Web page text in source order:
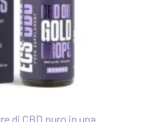
di CBD puro in una